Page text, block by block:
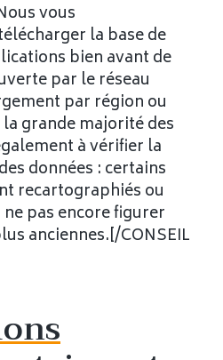
vous
la base de
bien avant de
par le réseau
par région ou
grande majorité des
à vérifier la
données : certains
recartographiés ou
pas encore figurer
anciennes.[/CONSEIL